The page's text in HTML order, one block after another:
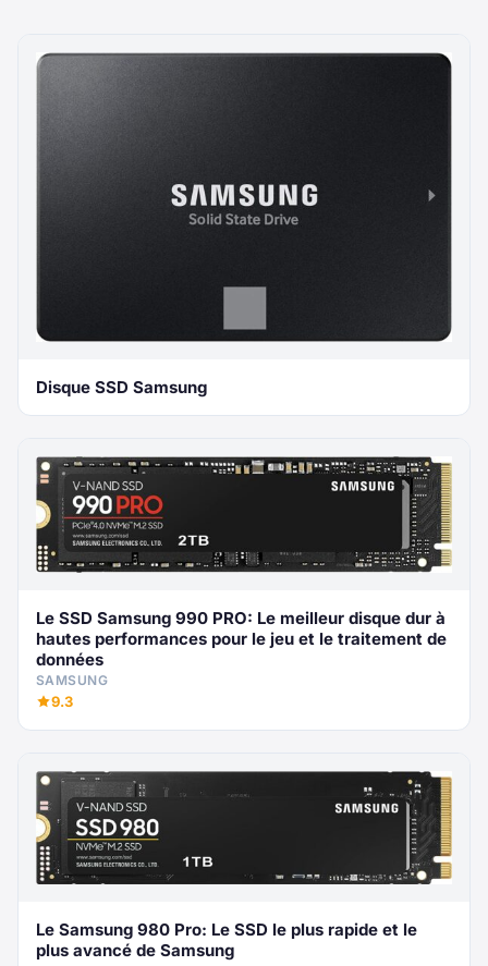
Disque SSD Samsung
Le SSD Samsung 990 PRO: Le meilleur disque dur à
hautes performances pour le jeu et le traitement de
données
SAMSUNG
9.3
Le Samsung 980 Pro: Le SSD le plus rapide et le
plus avancé de Samsung